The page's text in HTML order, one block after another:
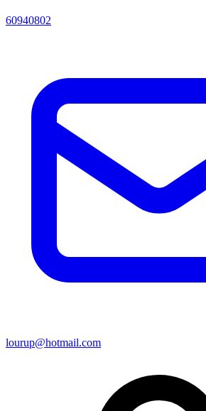
60940802
lourup@hotmail.com